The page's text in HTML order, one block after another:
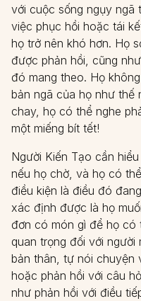
với cuộc sống ngụy ngã
việc phục hồi hoặc tái
họ trở nên khó hơn. Họ
được phản hồi, cũng
đó mang theo. Họ
bản ngã của họ như thế
chay, họ có thể nghe
một miếng bít tết!
Người Kiến Tạo cần
nếu họ chờ, và họ có
điều kiện là điều đó
xác định được là họ
đơn có món gì để họ có
quan trọng đối với
bản thân, tự nói chuyện
hoặc phản hồi với câu
như phản hồi với điều